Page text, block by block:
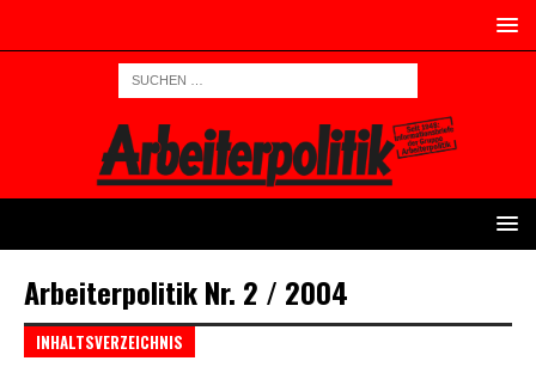
Arbeiterpolitik Nr. 2 / 2004
INHALTSVERZEICHNIS